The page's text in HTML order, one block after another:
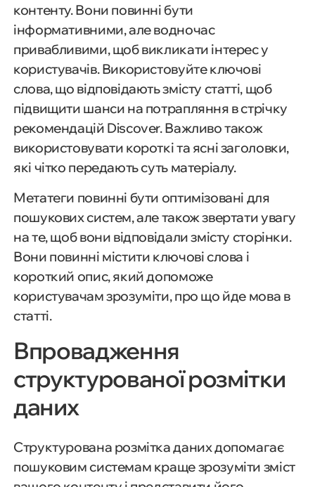
контенту. Вони повинні бути
інформативними, але водночас
привабливими, щоб викликати інтерес у
користувачів. Використовуйте ключові
слова, що відповідають змісту статті, щоб
підвищити шанси на потрапляння в стрічку
рекомендацій Discover. Важливо також
використовувати короткі та ясні заголовки,
які чітко передають суть матеріалу.
Метатеги повинні бути оптимізовані для
пошукових систем, але також звертати увагу
на те, щоб вони відповідали змісту сторінки.
Вони повинні містити ключові слова і
короткий опис, який допоможе
користувачам зрозуміти, про що йде мова в
статті.
Впровадження
структурованої розмітки
даних
Структурована розмітка даних допомагає
пошуковим системам краще зрозуміти зміст